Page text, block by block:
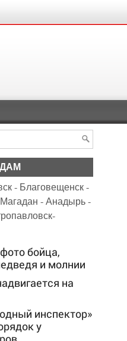
- Благовещенск-
Магадан -Анадырь-
бойца,
и молнии
на
инспектор»
у